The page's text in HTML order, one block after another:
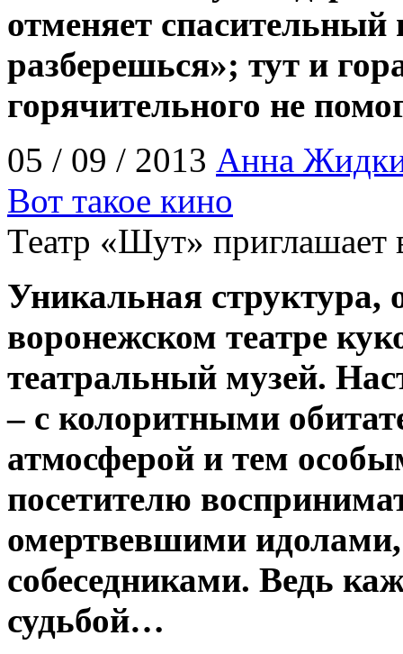
отменяет
разберешься»; тут и
горячительного не
05 / 09 / 2013 Анна
Вот такое кино
Театр «Шут» приглашает
Уникальная структура,
воронежском театре
театральный музей.
– с колоритными
атмосферой и тем
посетителю
омертвевшими
собеседниками. Ведь
судьбой…